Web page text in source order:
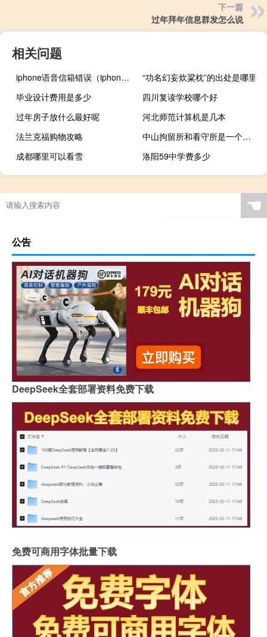
下一篇
过年拜年信息群发怎么说
相关问题
iphone语音信箱错误（iphone语音信箱）
“功名幻妄炊粱枕”的出处是哪里
毕业设计费用是多少
四川复读学校哪个好
过年房子放什么最好呢
河北师范计算机是几本
法兰克福购物攻略
中山拘留所和看守所是一个地方吗
成都哪里可以看雪
洛阳59中学费多少
☚
公告
DeepSeek全套部署资料免费下载
免费可商用字体批量下载